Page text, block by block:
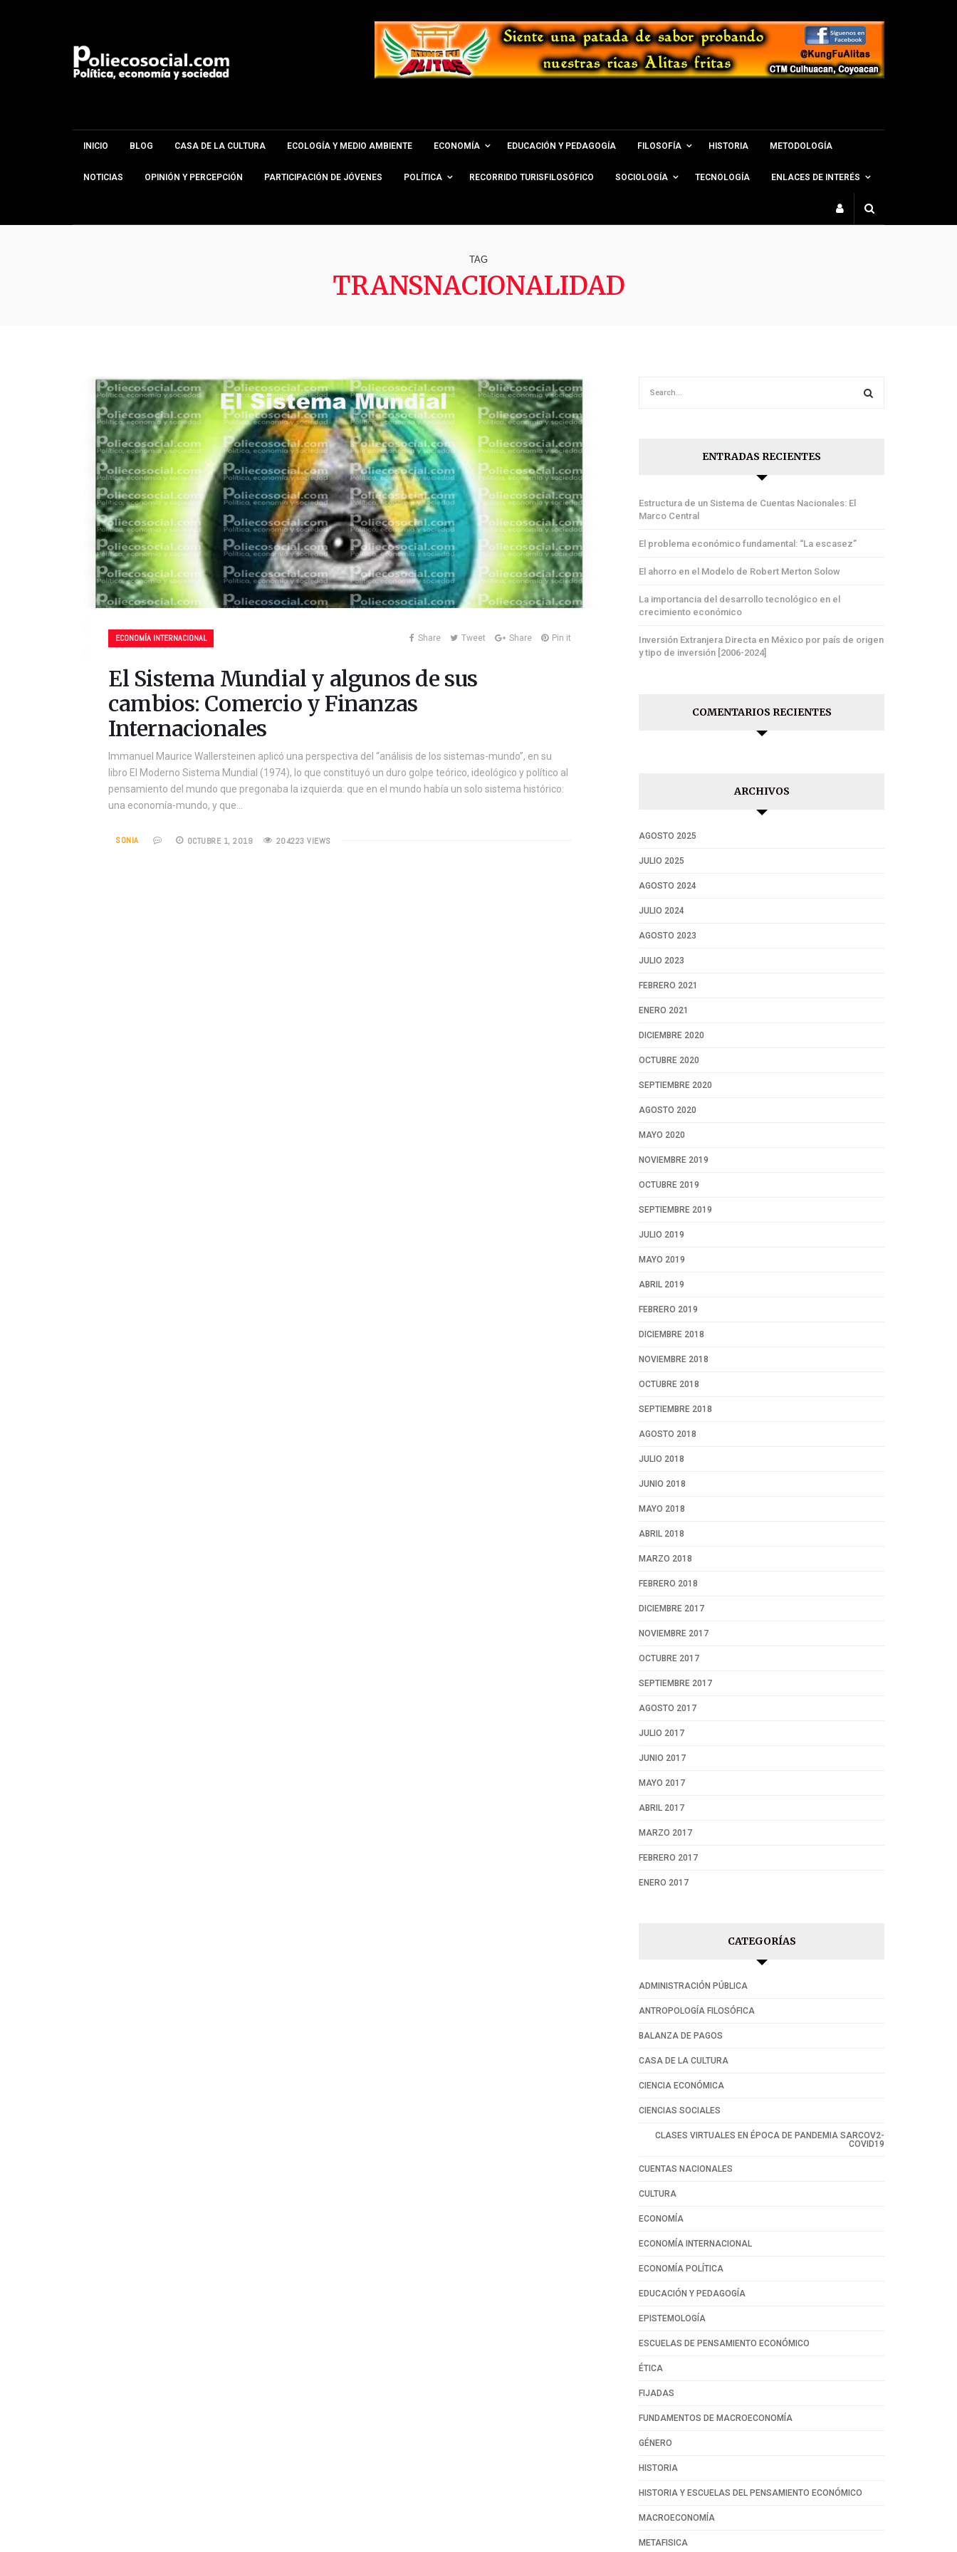
INICIO BLOG CASA DE LA CULTURA ECOLOGÍA Y MEDIO AMBIENTE ECONOMÍA EDUCACIÓN Y PEDAGOGÍA FILOSOFÍA HISTORIA METODOLOGÍA
NOTICIAS OPINIÓN Y PERCEPCIÓN PARTICIPACIÓN DE JÓVENES POLÍTICA RECORRIDO TURISFILOSÓFICO SOCIOLOGÍA TECNOLOGÍA ENLACES DE INTERÉS
TAG
TRANSNACIONALIDAD
ECONOMÍA INTERNACIONAL Share Tweet Share Pin it
El Sistema Mundial y algunos de sus
cambios: Comercio y Finanzas
Internacionales
Immanuel Maurice Wallersteinen aplicó una perspectiva del “análisis de los sistemas-mundo”, en su
libro El Moderno Sistema Mundial (1974), lo que constituyó un duro golpe teórico, ideológico y político al
pensamiento del mundo que pregonaba la izquierda: que en el mundo había un solo sistema histórico:
una economía-mundo, y que…
SONIA OCTUBRE 1, 2019 204223 VIEWS
ENTRADAS RECIENTES
Estructura de un Sistema de Cuentas Nacionales: El
Marco Central
El problema económico fundamental: “La escasez”
El ahorro en el Modelo de Robert Merton Solow
La importancia del desarrollo tecnológico en el
crecimiento económico
Inversión Extranjera Directa en México por país de origen
y tipo de inversión [2006-2024]
COMENTARIOS RECIENTES
ARCHIVOS
AGOSTO 2025
JULIO 2025
AGOSTO 2024
JULIO 2024
AGOSTO 2023
JULIO 2023
FEBRERO 2021
ENERO 2021
DICIEMBRE 2020
OCTUBRE 2020
SEPTIEMBRE 2020
AGOSTO 2020
MAYO 2020
NOVIEMBRE 2019
OCTUBRE 2019
SEPTIEMBRE 2019
JULIO 2019
MAYO 2019
ABRIL 2019
FEBRERO 2019
DICIEMBRE 2018
NOVIEMBRE 2018
OCTUBRE 2018
SEPTIEMBRE 2018
AGOSTO 2018
JULIO 2018
JUNIO 2018
MAYO 2018
ABRIL 2018
MARZO 2018
FEBRERO 2018
DICIEMBRE 2017
NOVIEMBRE 2017
OCTUBRE 2017
SEPTIEMBRE 2017
AGOSTO 2017
JULIO 2017
JUNIO 2017
MAYO 2017
ABRIL 2017
MARZO 2017
FEBRERO 2017
ENERO 2017
CATEGORÍAS
ADMINISTRACIÓN PÚBLICA
ANTROPOLOGÍA FILOSÓFICA
BALANZA DE PAGOS
CASA DE LA CULTURA
CIENCIA ECONÓMICA
CIENCIAS SOCIALES
CLASES VIRTUALES EN ÉPOCA DE PANDEMIA SARCOV2-
COVID19
CUENTAS NACIONALES
CULTURA
ECONOMÍA
ECONOMÍA INTERNACIONAL
ECONOMÍA POLÍTICA
EDUCACIÓN Y PEDAGOGÍA
EPISTEMOLOGÍA
ESCUELAS DE PENSAMIENTO ECONÓMICO
ÉTICA
FIJADAS
FUNDAMENTOS DE MACROECONOMÍA
GÉNERO
HISTORIA
HISTORIA Y ESCUELAS DEL PENSAMIENTO ECONÓMICO
MACROECONOMÍA
METAFISICA